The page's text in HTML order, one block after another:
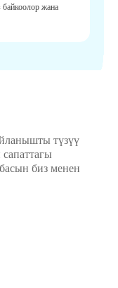
байкоолор жана
түзүү
биз менен